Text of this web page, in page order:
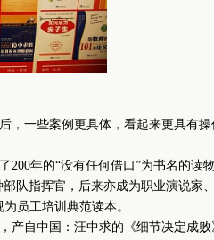
一些案例更具体，看起来更具有操
年的“没有任何借口”为书名的读物
队指挥官，后来亦成为职业演说家
员工培训典范读本。
自中国：汪中求的《细节决定成败